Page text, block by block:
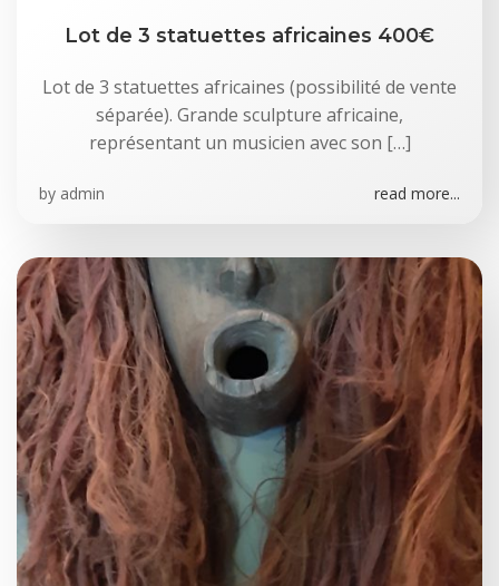
Lot de 3 statuettes africaines 400€
Lot de 3 statuettes africaines (possibilité de vente
séparée). Grande sculpture africaine,
représentant un musicien avec son […]
by admin read more...